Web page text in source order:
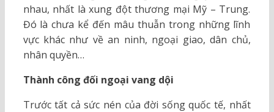
nhau, nhất là xung đột thương mại Mỹ – Trung.
Đó là chưa kể đến mâu thuẫn trong những lĩnh
vực khác như về an ninh, ngoại giao, dân chủ,
nhân quyền…
Thành công đối ngoại vang dội
Trước tất cả sức nén của đời sống quốc tế, nhất